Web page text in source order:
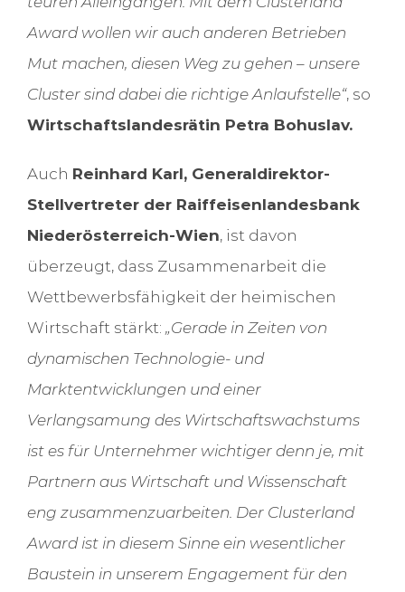
Award wollen wir auch anderen Betrieben
Mut machen, diesen Weg zu gehen – unsere
Cluster sind dabei die richtige Anlaufstelle“, so
Wirtschaftslandesrätin Petra Bohuslav.
Auch Reinhard Karl, Generaldirektor-
Stellvertreter der Raiffeisenlandesbank
Niederösterreich-Wien, ist davon
überzeugt, dass Zusammenarbeit die
Wettbewerbsfähigkeit der heimischen
Wirtschaft stärkt: „Gerade in Zeiten von
dynamischen Technologie- und
Marktentwicklungen und einer
Verlangsamung des Wirtschaftswachstums
ist es für Unternehmer wichtiger denn je, mit
Partnern aus Wirtschaft und Wissenschaft
eng zusammenzuarbeiten. Der Clusterland
Award ist in diesem Sinne ein wesentlicher
Baustein in unserem Engagement für den